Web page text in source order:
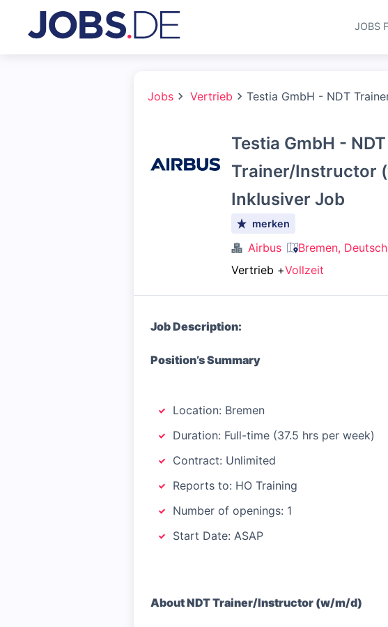
JOBS
Jobs Vertrieb Testia GmbH - NDT
Testia GmbH - NDT
Trainer/Instructor
Inklusiver Job
merken
Airbus Bremen,
Vertrieb +Vollzeit
Job Description:
Position’s Summary
Location: Bremen
Duration: Full-time (37.5 hrs per week)
Contract: Unlimited
Reports to: HO Training
Number of openings: 1
Start Date: ASAP
About NDT Trainer/Instructor (w/m/d)